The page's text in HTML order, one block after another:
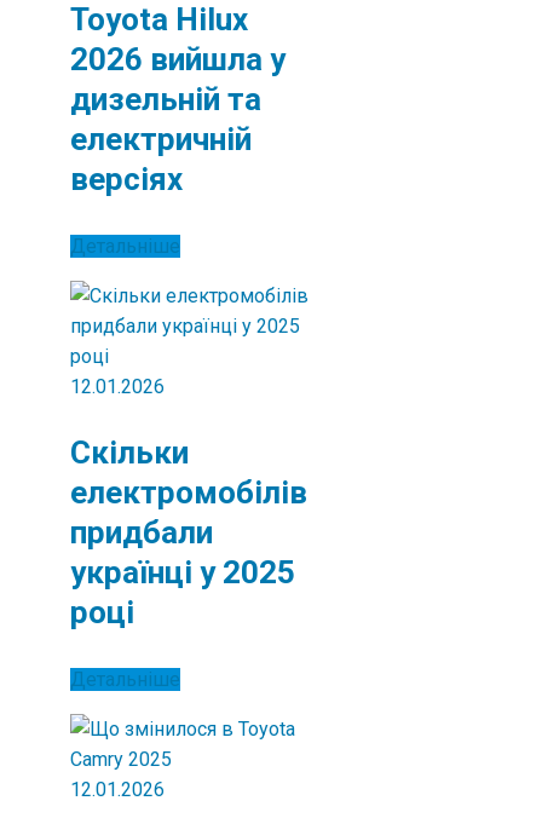
Toyota Hilux
2026 вийшла у
дизельній та
електричній
версіях
Детальніше
12.01.2026
Скільки
електромобілів
придбали
українці у 2025
році
Детальніше
12.01.2026